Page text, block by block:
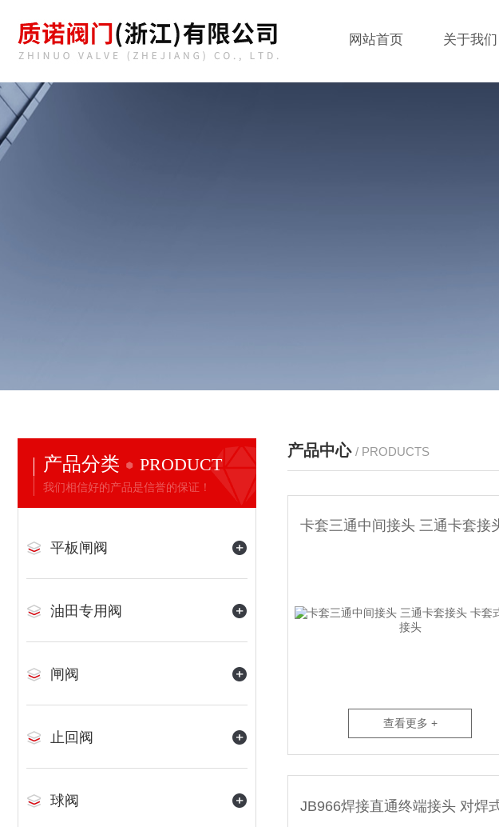
网站首页 关于我们
产品分类 PRODUCT
我们相信好的产品是信誉的保证！
平板闸阀
油田专用阀
闸阀
止回阀
球阀
产品中心 / PRODUCTS
查看更多 +